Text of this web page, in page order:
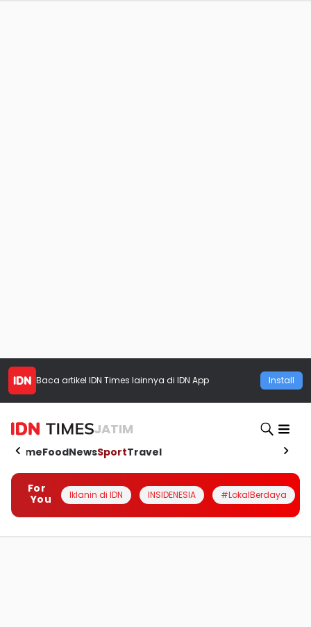
Baca artikel IDN Times lainnya di IDN App Install
JATIM
HomeFoodNewsSportTravel
For
You
Iklanin di IDN INSIDENESIA #LokalBerdaya